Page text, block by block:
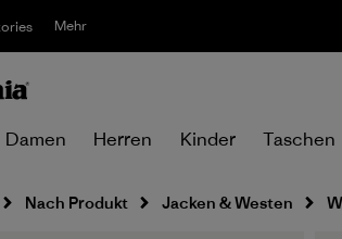
Mehr
Damen Herren Kinder Taschen
Nach Produkt Jacken & Westen